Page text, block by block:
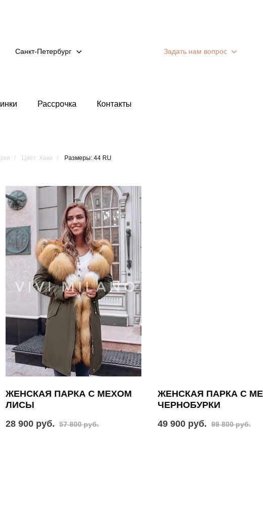
Санкт-Петербург Задать нам вопрос
Рассрочка Контакты
Цвет: Хаки Размеры: 44 RU
ЖЕНСКАЯ ПАРКА С МЕХОМ
ЛИСЫ
28 900 руб.
57 800 руб.
ЖЕНСКАЯ ПАРКА С
ЧЕРНОБУРКИ
49 900 руб.
99 800 руб.